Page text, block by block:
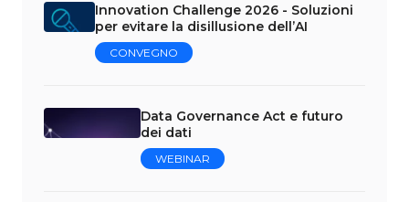
Innovation Challenge 2026 - Soluzioni
per evitare la disillusione dell’AI
CONVEGNO
Data Governance Act e futuro
dei dati
WEBINAR